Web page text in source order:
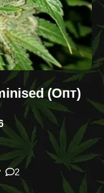
(Опт)
2